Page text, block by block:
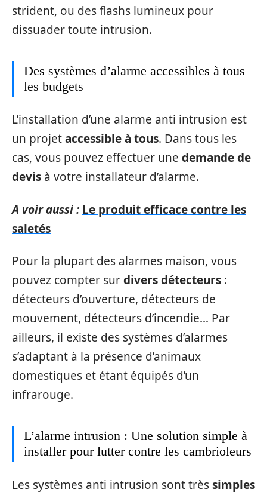
strident, ou des flashs lumineux pour
dissuader toute intrusion.
Des systèmes d’alarme accessibles à tous
les budgets
L’installation d’une alarme anti intrusion est
un projetaccessible à tous. Dans tous les
cas, vous pouvez effectuer une demande de
devis à votre installateur d’alarme.
A voir aussi : Le produit efficace contre les
saletés
Pour la plupart des alarmes maison, vous
pouvez compter surdivers détecteurs :
détecteurs d’ouverture, détecteurs de
mouvement, détecteurs d’incendie… Par
ailleurs, il existe des systèmes d’alarmes
s’adaptant à la présence d’animaux
domestiques et étant équipés d’un
infrarouge.
L’alarme intrusion : Une solution simple à
installer pour lutter contre les cambrioleurs
Les systèmes anti intrusion sont trèssimples